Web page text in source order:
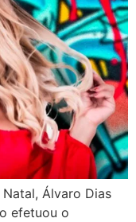
Álvaro Dias
efetuou o